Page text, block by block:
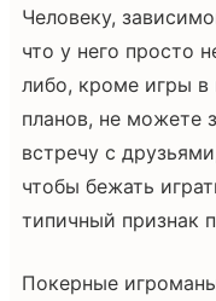
Человеку,
что у него просто
либо, кроме игры в
планов, не можете
встречу с
чтобы бежать
типичный признак
Покерные